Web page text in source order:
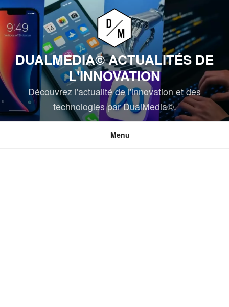
Aller
au
contenu
DUALMEDIA© ACTUALITÉS DE
L'INNOVATION
Découvrez l'actualité de l'innovation et des
technologies par DualMedia©.
Menu